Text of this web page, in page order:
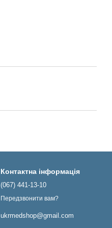
Контактна інформація
(067) 441-13-10
Передзвонити вам?
ukrmedshop@gmail.com